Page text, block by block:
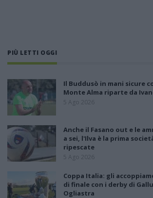
PIÙ LETTI OGGI
Il Buddusò in mani sicure
Monte Alma riparte da
5 Ago 2026
Anche il Fasano out e le
a sei, l'Ilva è la prima
ripescate
5 Ago 2026
Coppa Italia: gli
di finale con i derby di
Ogliastra